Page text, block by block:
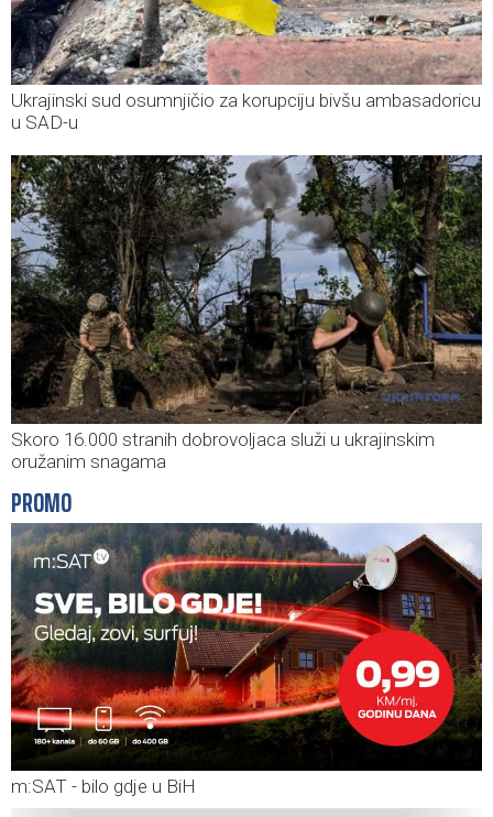
Ukrajinski sud osumnjičio za korupciju bivšu ambasadoricu
u SAD-u
Skoro 16.000 stranih dobrovoljaca služi u ukrajinskim
oružanim snagama
PROMO
m:SAT - bilo gdje u BiH